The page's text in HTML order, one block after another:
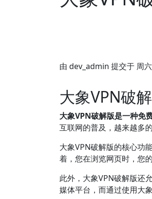
由 dev_admin 提交于 周
大象VPN破
大象VPN破解版是一种免
互联网的普及，越来越多
大象VPN破解版的核心功
着，您在浏览网页时，您
此外，大象VPN破解版还
媒体平台，而通过使用大